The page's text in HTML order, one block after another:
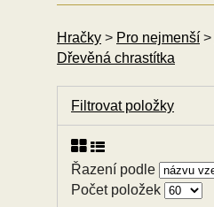
Hračky > Pro nejmenší >
Dřevěná chrastítka
Filtrovat položky
Řazení podle
Počet položek